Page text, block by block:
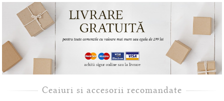
Ceaiuri si accesorii recomandate